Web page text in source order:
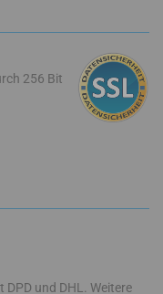
256 Bit
und DHL. Weitere